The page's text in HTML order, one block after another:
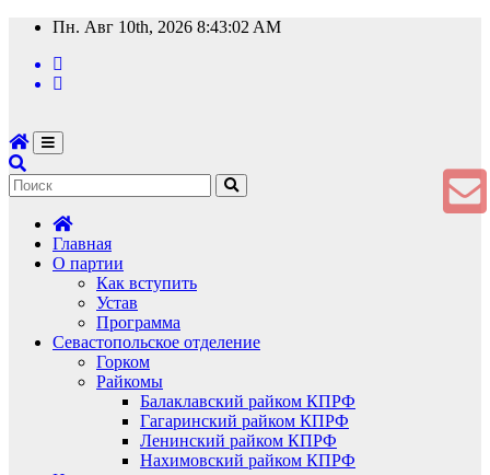
Перейти
содержимому
Пн. Авг 10th, 2026 8:43:03 AM
Главная
О партии
Как вступить
Устав
Программа
Севастопольское отделение
Горком
Райкомы
Балаклавский райком КПРФ
Гагаринский райком КПРФ
Ленинский райком КПРФ
Нахимовский райком КПРФ